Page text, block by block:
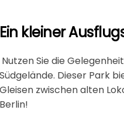
Ein kleiner
Nutzen Sie die
Südgelände. Dieser Park
Gleisen zwischen alten
Berlin!